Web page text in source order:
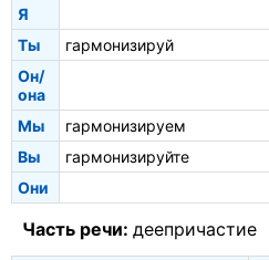
Я
Ты
гармонизируй
Он/
она
Мы
гармонизируем
Вы
гармонизируйте
Они
Часть речи: деепричастие